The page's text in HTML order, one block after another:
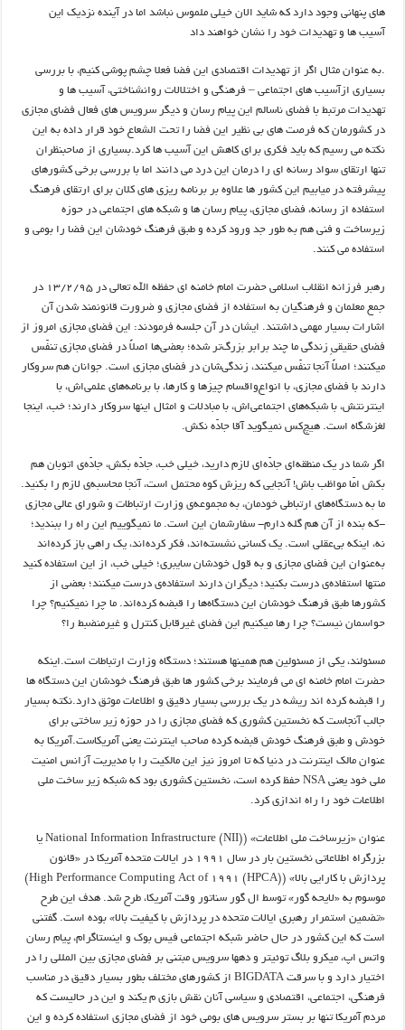
های پنهانی وجود دارد که شاید الان خیلی ملموس نباشد اما در آینده نزدیک این
آسیب ها و تهدیدات خود را نشان خواهند داد
.به عنوان مثال اگر از تهدیدات اقتصادی این فضا فعلا چشم پوشی کنیم، با بررسی
بسیاری ازآسیب های اجتماعی – فرهنگی و اختلالات روانشناختی، آسیب ها و
تهدیدات مرتبط با فضای ناسالم این پیام رسان و دیگر سرویس های فعال فضای مجازی
در کشورمان که فرصت های بی نظیر این فضا را تحت الشعاع خود قرار داده به این
نکته می رسیم که باید فکری برای کاهش این آسیب ها کرد.بسیاری از صاحبنظران
تنها ارتقای سواد رسانه ای را درمان این درد می دانند اما با بررسی برخی کشورهای
پیشرفته در میابیم این کشور ها علاوه بر برنامه ریزی های کلان برای ارتقای فرهنگ
استفاده از رسانه، فضای مجازی، پیام رسان ها و شبکه های اجتماعی در حوزه
زیرساخت و فنی هم به طور جد ورود کرده و طبق فرهنگ خودشان این فضا را بومی و
استفاده می کنند.
رهبر فرزانه انقلاب اسلامی حضرت امام خامنه ای حفظه الله تعالی در ۱۳/۲/۹۵ در
جمع معلمان و فرهنگیان به استفاده از فضای مجازی و ضرورت قانونمند شدن آن
اشارات بسیار مهمی داشتند. ایشان در آن جلسه فرمودند: این فضای مجازی امروز از
فضای حقیقیِ زندگی ما چند برابر بزرگ‌تر شده؛ بعضی‌ها اصلاً در فضای مجازی تنفّس
میکنند؛ اصلاً آنجا تنفّس میکنند، زندگی‌شان در فضای مجازی است. جوانان هم سروکار
دارند با فضای مجازی، با انواع‌واقسام چیزها و کارها، با برنامه‌های علمی‌اش، با
اینترنتش، با شبکه‌های اجتماعی‌اش، با مبادلات و امثال اینها سروکار دارند؛ خب، اینجا
لغزشگاه است. هیچ‌کس نمیگوید آقا جادّه نکش.
اگر شما در یک منطقه‌ای جادّه‌ای لازم دارید، خیلی خب، جادّه بکش، جادّه‌ی اتوبان هم
بکش امّا مواظب باش! آنجایی که ریزش کوه محتمل است، آنجا محاسبه‌ی لازم را بکنید.
ما به دستگاه‌های ارتباطی خودمان، به مجموعه‌ی وزارت ارتباطات و شورای عالی مجازی
-که بنده از آن هم گله دارم- سفارشمان این است. ما نمیگوییم این راه را ببندید؛
نه، اینکه بی‌عقلی است. یک کسانی نشسته‌اند، فکر کرده‌اند، یک راهی باز کرده‌اند
به‌عنوان این فضای مجازی و به قول خودشان سایبری؛ خیلی خب، از این استفاده کنید
منتها استفاده‌ی درست بکنید؛ دیگران دارند استفاده‌ی درست میکنند؛ بعضی از
کشورها طبق فرهنگ خودشان این دستگاه‌ها را قبضه کرده‌اند. ما چرا نمیکنیم؟ چرا
حواسمان نیست؟ چرا رها میکنیم این فضای غیرقابل کنترل و غیرمنضبط را؟
مسئولند، یکی از مسئولین هم همینها هستند؛ دستگاه وزارت ارتباطات است.اینکه
حضرت امام خامنه ای می فرمایند برخی کشور ها طبق فرهنگ خودشان این دستگاه ها
را قبضه کرده اند ریشه در یک بررسی بسیار دقیق و اطلاعات موثق دارد.نکته بسیار
جالب آنجاست که نخستین کشوری که فضای مجازی را در حوزه زیر ساختی برای
خودش و طبق فرهنگ خودش قبضه کرده صاحب اینترنت یعنی آمریکاست.آمریکا به
عنوان مالک اینترنت در دنیا که تا امروز نیز این مالکیت را با مدیریت آزانس امنیت
ملی خود یعنی NSA حفظ کرده است، نخستین کشوری بود که شبکه زیر ساخت ملی
اطلاعات خود را راه اندازی کرد.
عنوان «زیرساخت ملی اطلاعات» (National Information Infrastructure (NII) یا
بزرگراه اطلاعاتی نخستین بار در سال ۱۹۹۱ در ایالات متحده آمریکا در «قانون
پردازش با کارایی بالا» (High Performance Computing Act of 1991 (HPCA))
موسوم به «لایحه گور» توسط ال گور سناتور وقت آمریکا، طرح شد. هدف این طرح
«تضمین استمرار رهبری ایالات متحده در پردازش با کیفیت بالا» بوده است. گفتنی
است که این کشور در حال حاضر شبکه اجتماعی فیس بوک و اینستاگرام، پیام رسان
واتس اپ، میکرو بلاگ توئیتر و دهها سرویس مبتنی بر فضای مجازی بین المللی را در
اختیار دارد و با سرقت BIGDATA از کشورهای مختلف بطور بسیار دقیق در مناسب
فرهنگی، اجتماعی، اقتصادی و سیاسی آنان نقش بازی م یکند و این در حالیست که
مردم آمریکا تنها بر بستر سرویس های بومی خود از فضای مجازی استفاده کرده و این